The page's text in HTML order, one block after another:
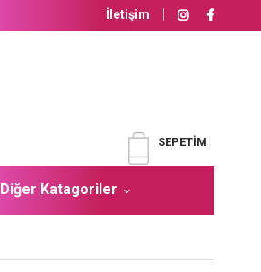
İletişim
SEPETIM
Diğer Katagoriler